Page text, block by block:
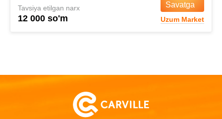
Tavsiya etilgan narx
12 000 so'm
Savatga
Uzum Market